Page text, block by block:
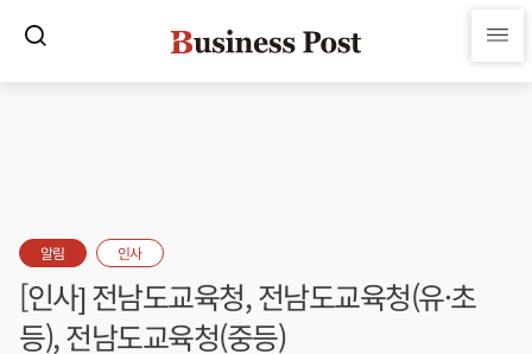
알림 인사
[인사] 전남도교육청, 전남도교육청(유·초
등), 전남도교육청(중등)